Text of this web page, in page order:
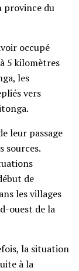
province du
occupé
5 kilomètres
les
vers
leur passage
sources.
de
les villages
ouest de la
la situation
à la